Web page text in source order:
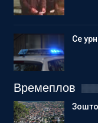
Се
Времеплов